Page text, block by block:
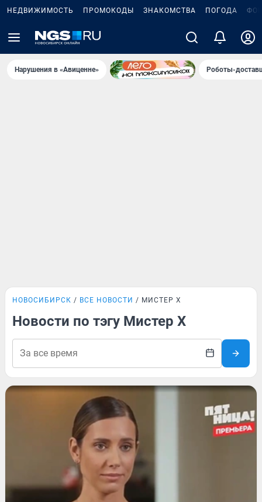
НЕДВИЖИМОСТЬ ПРОМОКОДЫ ЗНАКОМСТВА ПОГОДА
Нарушения в «Авиценне» Роботы-
НОВОСИБИРСК ВСЕ НОВОСТИ МИСТЕР Х
Новости по тэгу Мистер Х